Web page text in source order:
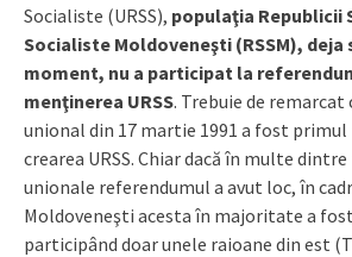
Socialiste (URSS), populaţia Republicii
Socialiste Moldoveneşti (RSSM), deja
moment, nu a participat la
menţinerea URSS. Trebuie de
unional din 17 martie 1991 a fost primul
crearea URSS. Chiar dacă în multe
unionale referendumul a avut loc, în
Moldoveneşti acesta în majoritate a
participând doar unele raioane din est